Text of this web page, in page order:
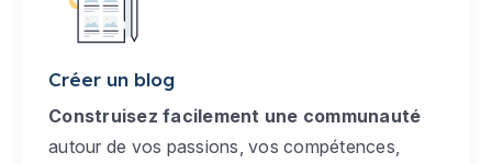
Créer un blog
Construisez facilement une communauté
autour de vos passions, vos compétences,